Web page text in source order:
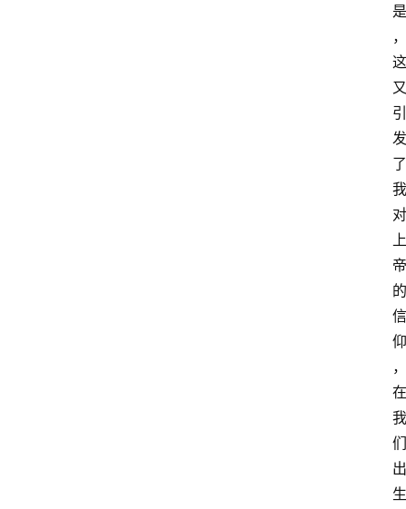
是
，
这
又
引
发
了
我
对
上
帝
的
信
仰
，
在
我
们
出
生